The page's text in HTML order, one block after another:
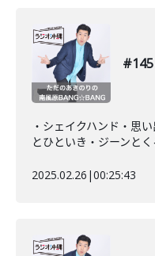
・シェイクハンド・思
とひといき・ジーンと
2025.02.26 |00:25:43